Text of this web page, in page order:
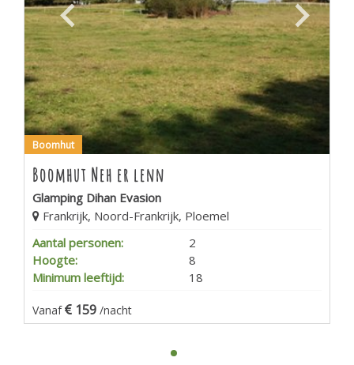
Boomhut
Boomhut Neh er lenn
Glamping Dihan Evasion
Frankrijk, Noord-Frankrijk, Ploemel
Aantal personen:
2
Hoogte:
8
Minimum leeftijd:
18
Vanaf 159 /nacht